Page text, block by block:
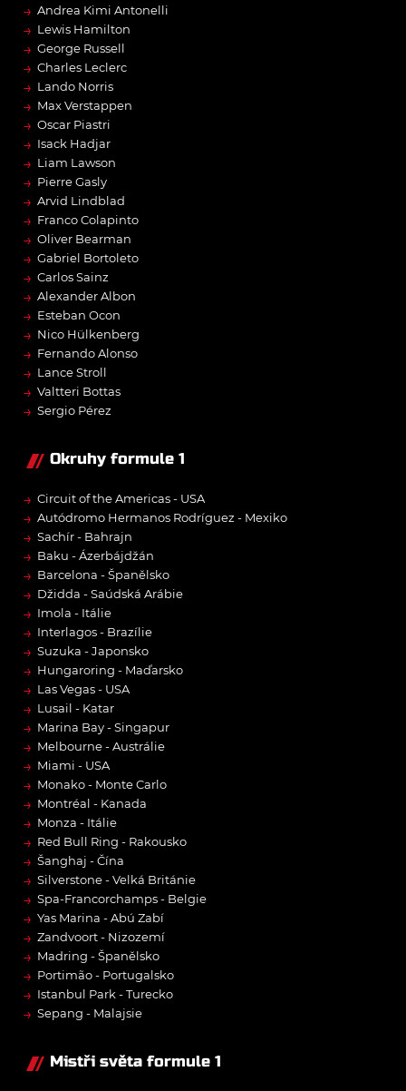
→ Andrea Kimi Antonelli
→ Lewis Hamilton
→ George Russell
→ Charles Leclerc
→ Lando Norris
→ Max Verstappen
→ Oscar Piastri
→ Isack Hadjar
→ Liam Lawson
→ Pierre Gasly
→ Arvid Lindblad
→ Franco Colapinto
→ Oliver Bearman
→ Gabriel Bortoleto
→ Carlos Sainz
→ Alexander Albon
→ Esteban Ocon
→ Nico Hülkenberg
→ Fernando Alonso
→ Lance Stroll
→ Valtteri Bottas
→ Sergio Pérez
Okruhy formule 1
→ Circuit of the Americas - USA
→ Autódromo Hermanos Rodríguez - Mexiko
→ Sachír - Bahrajn
→ Baku - Ázerbájdžán
→ Barcelona - Španělsko
→ Džidda - Saúdská Arábie
→ Imola - Itálie
→ Interlagos - Brazílie
→ Suzuka - Japonsko
→ Hungaroring - Maďarsko
→ Las Vegas - USA
→ Lusail - Katar
→ Marina Bay - Singapur
→ Melbourne - Austrálie
→ Miami - USA
→ Monako - Monte Carlo
→ Montréal - Kanada
→ Monza - Itálie
→ Red Bull Ring - Rakousko
→ Šanghaj - Čína
→ Silverstone - Velká Británie
→ Spa-Francorchamps - Belgie
→ Yas Marina - Abú Zabí
→ Zandvoort - Nizozemí
→ Madring - Španělsko
→ Portimão - Portugalsko
→ Istanbul Park - Turecko
→ Sepang - Malajsie
Mistři světa formule 1